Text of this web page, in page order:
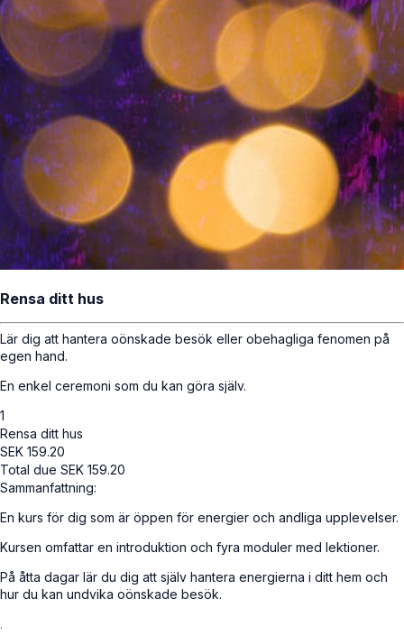
Rensa ditt hus
Lär dig att hantera oönskade besök eller obehagliga fenomen på
egen hand.
En enkel ceremoni som du kan göra själv.
1
Rensa ditt hus
SEK 159.20
Total due SEK 159.20
Sammanfattning:
En kurs för dig som är öppen för energier och andliga upplevelser.
Kursen omfattar en introduktion och fyra moduler med lektioner.
På åtta dagar lär du dig att själv hantera energierna i ditt hem och
hur du kan undvika oönskade besök.
.